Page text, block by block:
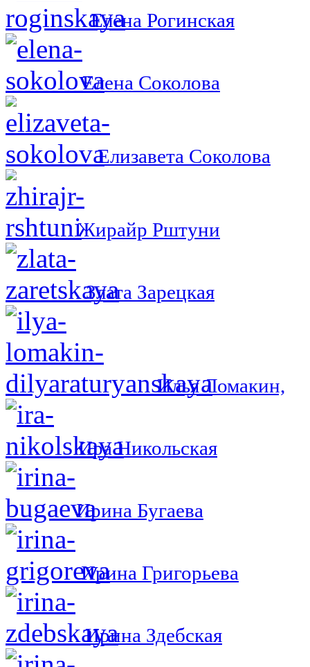
Елена Рогинская
Елена Соколова
Елизавета Соколова
Жирайр Рштуни
Злата Зарецкая
Илья Ломакин,
Ира Никольская
Ирина Бугаева
Ирина Григорьева
Ирина Здебская